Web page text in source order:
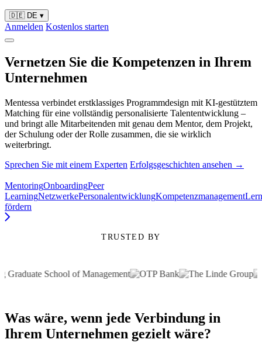
🇩🇪 DE ▾
Anmelden Kostenlos starten
Vernetzen Sie die Kompetenzen in Ihrem
Unternehmen
Mentessa verbindet erstklassiges Programmdesign mit KI-gestütztem
Matching für eine vollständig personalisierte Talententwicklung –
und bringt alle Mitarbeitenden mit genau dem Mentor, dem Projekt,
der Schulung oder der Rolle zusammen, die sie wirklich
weiterbringt.
Sprechen Sie mit einem Experten Erfolgsgeschichten ansehen →
MentoringOnboardingPeer
LearningNetzwerkePersonalentwicklungKompetenzmanagement
fördern
TRUSTED BY
Was wäre, wenn jede Verbindung in
Ihrem Unternehmen gezielt wäre?